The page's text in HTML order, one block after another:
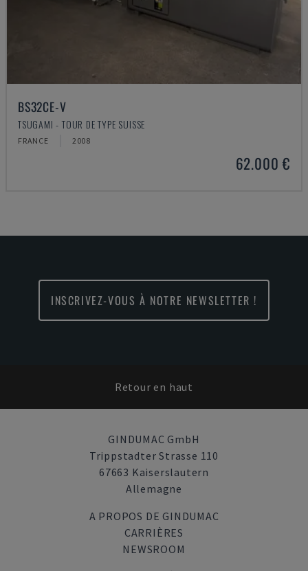
BS32CE-V
TSUGAMI - TOUR DE TYPE SUISSE
FRANCE 2008
62.000 €
INSCRIVEZ-VOUS À NOTRE NEWSLETTER !
Retour en haut
GINDUMAC GmbH
Trippstadter Strasse 110
67663 Kaiserslautern
Allemagne
A PROPOS DE GINDUMAC
CARRIÈRES
NEWSROOM